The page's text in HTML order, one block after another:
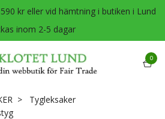
kr eller vid hämtning i butiken i Lund
inom 2-5 dagar
0
Tygleksaker